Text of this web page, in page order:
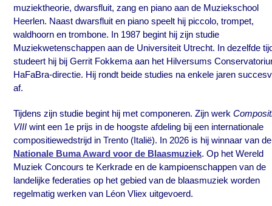
muziektheorie, dwarsfluit, zang en piano aan de Muziekschool
Heerlen. Naast dwarsfluit en piano speelt hij piccolo, trompet,
waldhoorn en trombone. In 1987 begint hij zijn studie
Muziekwetenschappen aan de Universiteit Utrecht. In dezelfde
studeert hij bij Gerrit Fokkema aan het Hilversums
HaFaBra-directie. Hij rondt beide studies na enkele jaren
af.
Tijdens zijn studie begint hij met componeren. Zijn werk
VIII wint een 1e prijs in de hoogste afdeling bij een internationale
compositiewedstrijd in Trento (Italië). In 2026 is hij winnaar van de
Nationale Buma Award voor de Blaasmuziek. Op het Wereld
Muziek Concours te Kerkrade en de kampioenschappen van de
landelijke federaties op het gebied van de blaasmuziek worden
regelmatig werken van Léon Vliex uitgevoerd.